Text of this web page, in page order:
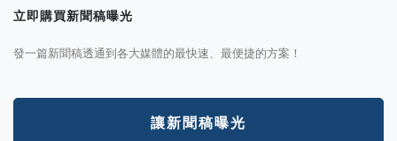
立即購買新聞稿曝光
發一篇新聞稿透通到各大媒體的最快速、最便捷的方案！
讓新聞稿曝光